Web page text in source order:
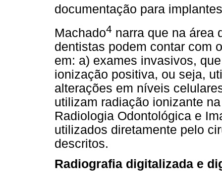
documentação para
Machado4 narra que na área
dentistas podem contar com
em: a) exames invasivos,
ionização positiva, ou seja,
alterações em níveis
utilizam radiação ionizante
Radiologia Odontológica e
utilizados diretamente pelo
descritos.
Radiografia digitalizada e